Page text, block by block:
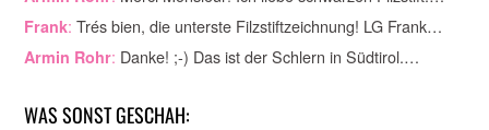
Frank: Trés bien, die unterste Filzstiftzeichnung! LG Frank…
Armin Rohr: Danke! ;-) Das ist der Schlern in Südtirol.…
WAS SONST GESCHAH: